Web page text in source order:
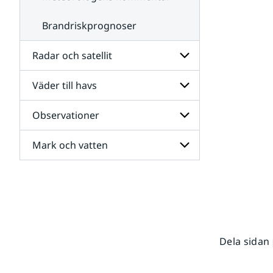
Brandriskprognoser
Radar och satellit
Undersidor
för
Radar
och
satellit
Väder till havs
Undersidor
för
Väder
till
havs
Observationer
Undersidor
för
Mark och vatten
Dela sidan